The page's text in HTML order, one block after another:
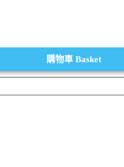
購物車 Basket